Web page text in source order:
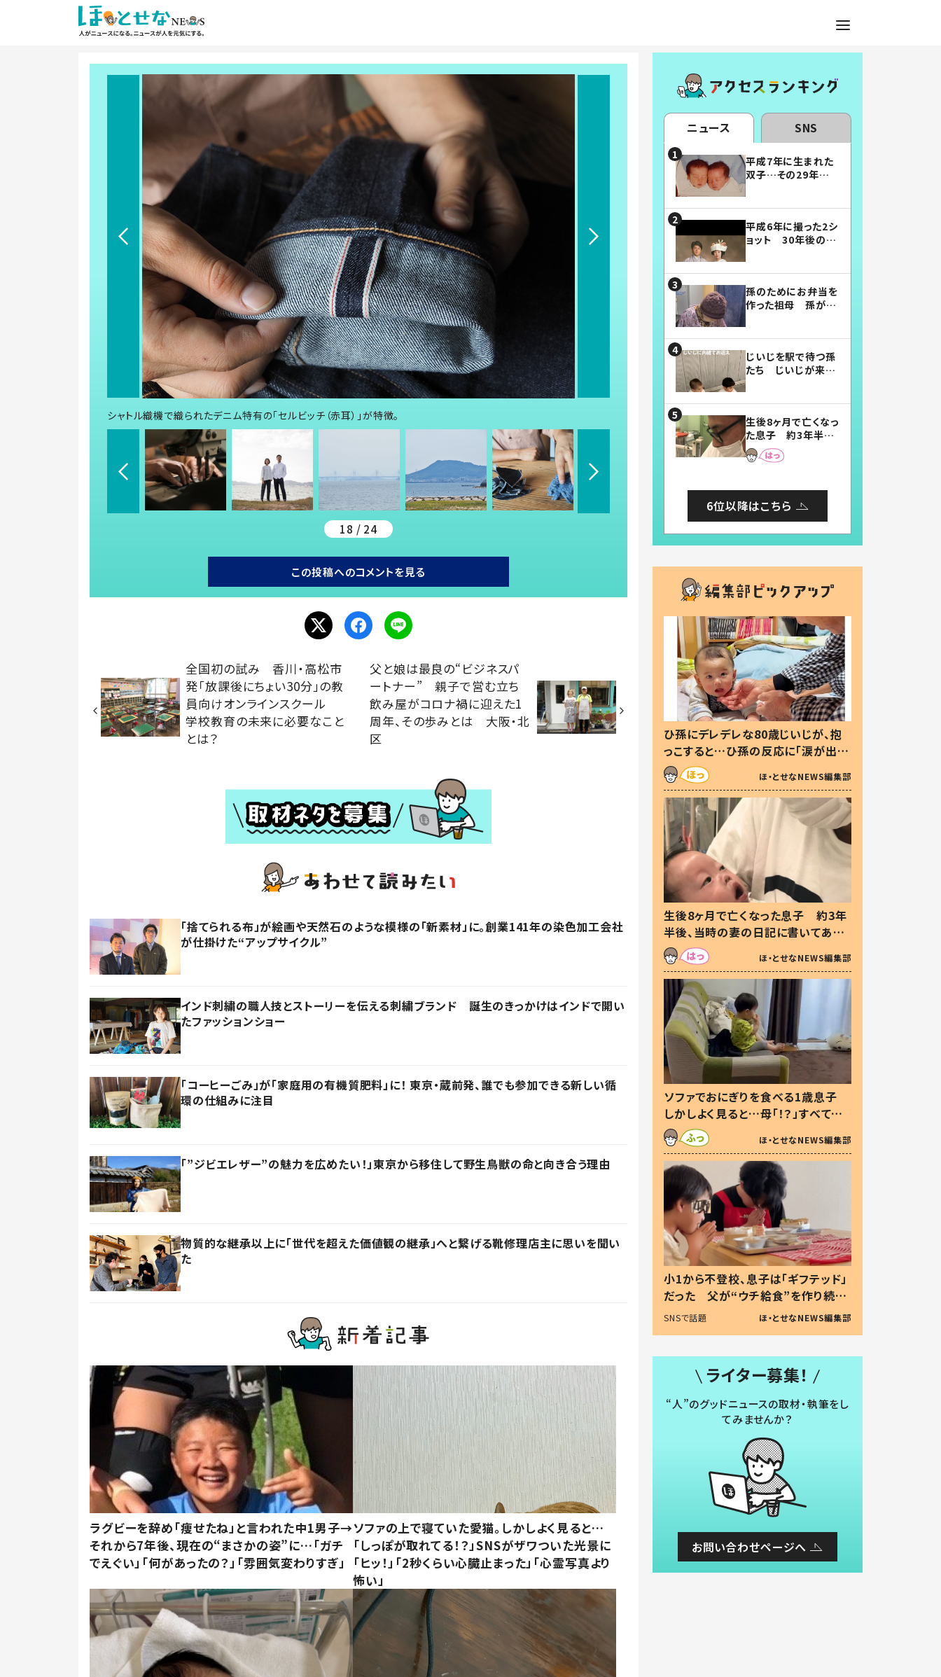
シャトル織機で織られたデニム特有の「セルビッチ（赤耳）」が特徴。
18 / 24
この投稿へのコメントを見る
全国初の試み 香川・高松市
発「放課後にちょい30分」の教
員向けオンラインスクール
学校教育の未来に必要なこと
とは？
父と娘は最良の“ビジネスパ
ートナー” 親子で営む立ち
飲み屋がコロナ禍に迎えた1
周年、その歩みとは 大阪・北
区
「捨てられる布」が絵画や天然石のような模様の「新素材」に。創業141年の染色加工会社
が仕掛けた“アップサイクル”
インド刺繍の職人技とストーリーを伝える刺繍ブランド 誕生のきっかけはインドで開い
たファッションショー
「コーヒーごみ」が「家庭用の有機質肥料」に！ 東京・蔵前発、誰でも参加できる新しい循
環の仕組みに注目
「”ジビエレザー”の魅力を広めたい！」東京から移住して野生鳥獣の命と向き合う理由
物質的な継承以上に「世代を超えた価値観の継承」へと繋げる靴修理店主に思いを聞い
た
ラグビーを辞め「痩せたね」と言われた中1男子→
それから7年後、現在の“まさかの姿”に…「ガチ
でえぐい」「何があったの？」「雰囲気変わりすぎ」
ソファの上で寝ていた愛猫。しかしよく見ると…
「しっぽが取れてる！？」SNSがザワついた光景に
「ヒッ！」「2秒くらい心臓止まった」「心霊写真より
怖い」
ニュース SNS
平成7年に生まれた
双子…その29年後
平成6年に撮った2シ
ョット 30年後の姿
孫のためにお弁当を
作った祖母 孫が絶
じいじを駅で待つ孫
たち じいじが来た
まらない」「幸せにな
れる」
生後8ヶ月で亡くなっ
た息子 約3年半
後、当時の妻の日記
に書いてあった本音
6位以降はこちら
ひ孫にデレデレな80歳じいじが、抱
っこすると…ひ孫の反応に「涙が出ま
した」「可愛くて仕方ない」
ほ・とせなNEWS編集部
生後8ヶ月で亡くなった息子 約3年
半後、当時の妻の日記に書いてあっ
た本音とは
ほ・とせなNEWS編集部
ソファでおにぎりを食べる1歳息子
しかしよく見ると…母「！？」すべてを
察した母の投稿に「可愛いから許
す！」「現行犯〜」
ほ・とせなNEWS編集部
小1から不登校、息子は「ギフテッド」
だった 父が“ウチ給食”を作り続け
る理由とは #令和の親 #令和の子
SNSで話題 ほ・とせなNEWS編集部
ライター募集！
“人”のグッドニュースの取材・執筆をし
てみませんか？
お問い合わせページへ